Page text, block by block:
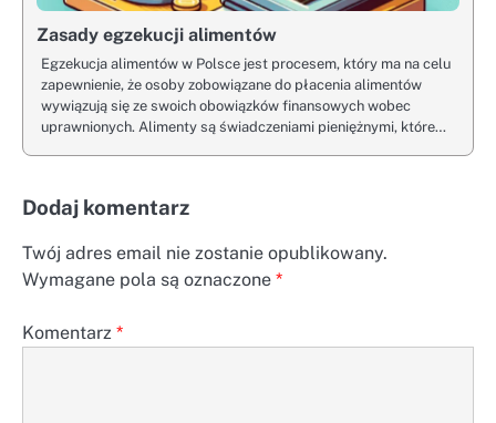
Zasady egzekucji alimentów
Egzekucja alimentów w Polsce jest procesem, który ma na celu
zapewnienie, że osoby zobowiązane do płacenia alimentów
wywiązują się ze swoich obowiązków finansowych wobec
uprawnionych. Alimenty są świadczeniami pieniężnymi, które…
Dodaj komentarz
Twój adres email nie zostanie opublikowany.
Wymagane pola są oznaczone *
Komentarz *